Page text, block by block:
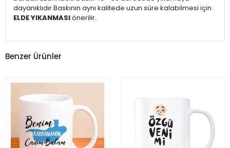
dayanıklıdır.Baskının aynı kalitede uzun süre kalabilmesi için
ELDE YIKANMASIönerilir.
Benzer Ürünler